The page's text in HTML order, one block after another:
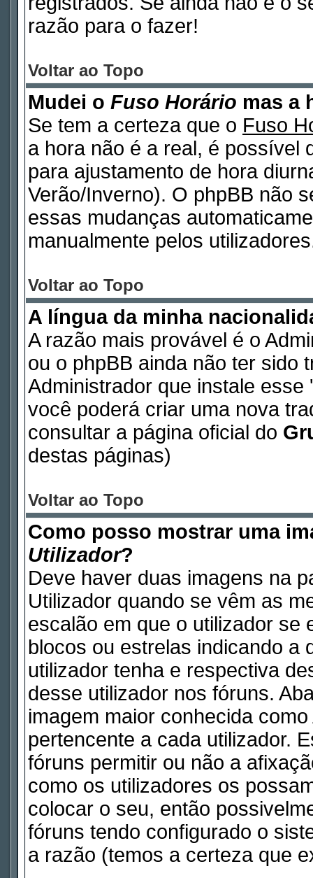
razão para o fazer!
Voltar ao Topo
Mudei o Fuso Horário mas a
Se tem a certeza que o Fuso
a hora não é a real, é possível
para ajustamento de hora
Verão/Inverno). O phpBB não
essas mudanças
manualmente pelos
Voltar ao Topo
A língua da minha
A razão mais provável é o
ou o phpBB ainda não ter sido
Administrador que instale
você poderá criar uma nova
consultar a página oficial do
destas páginas)
Voltar ao Topo
Como posso mostrar uma
Utilizador?
Deve haver duas imagens na
Utilizador quando se vêm as
escalão em que o utilizador se
blocos ou estrelas indicando a
utilizador tenha e respectiva
desse utilizador nos fóruns.
imagem maior conhecida
pertencente a cada utilizador.
fóruns permitir ou não a
como os utilizadores os
colocar o seu, então
fóruns tendo configurado o
a razão (temos a certeza que